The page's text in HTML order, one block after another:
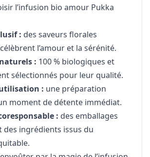
l’infusion bio amour Pukka
: des saveurs florales
l’amour et la sérénité.
: 100 % biologiques et
sélectionnés pour leur qualité.
: une préparation
moment de détente immédiat.
: des emballages
des ingrédients issus du